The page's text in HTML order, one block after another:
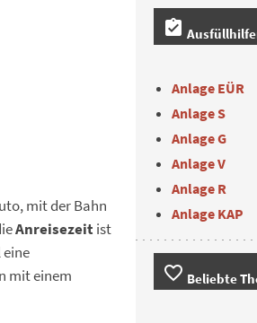
mit der Bahn
Anreisezeit ist
mit einem
assignment_turned_in
Anlage EÜR
Anlage S
Anlage G
Anlage V
Anlage R
Anlage KAP
favorite_border Beliebte